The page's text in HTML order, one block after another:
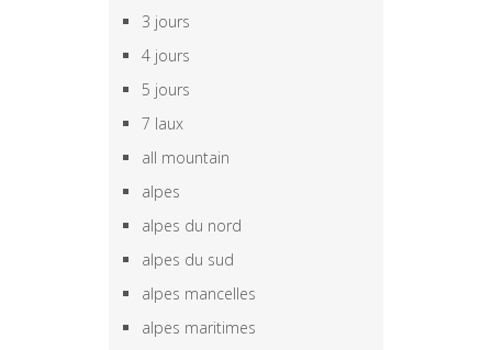
3 jours
4 jours
5 jours
7 laux
all mountain
alpes
alpes du nord
alpes du sud
alpes mancelles
alpes maritimes